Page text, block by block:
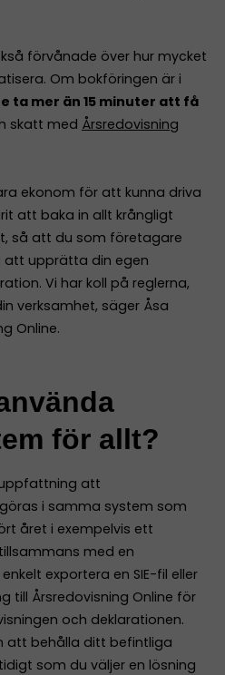
förvånade över hur mycket
Om bokföringen är i
ta mer än 15 minuter att få
skatt med Årsredovisning
ekonom för att kunna driva
att baka in allt krångligt
så att du som företagare
att upprätta din egen
Vi har koll på reglerna,
verksamhet, säger Åsa
Online.
för allt?
att
i samma system som
året i exempelvis ett
med en
exportera en SIE-fil eller
till Årsredovisning Online för
och deklarationen.
att behålla ditt befintliga
som du väljer en lösning